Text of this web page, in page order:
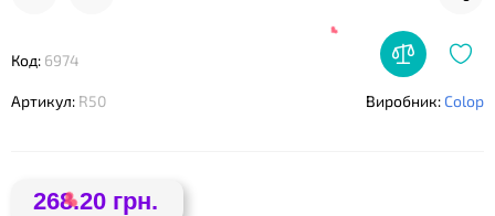
Код: 6974
Артикул: R50 Виробник:Colop
268.20 грн.